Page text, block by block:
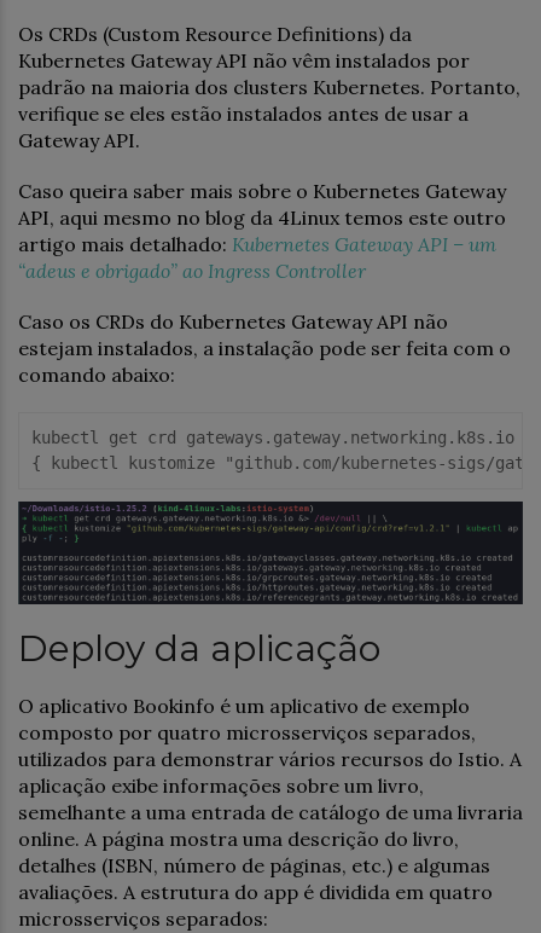
Os CRDs (Custom Resource Definitions) da
Kubernetes Gateway API não vêm instalados por
padrão na maioria dos clusters Kubernetes. Portanto,
verifique se eles estão instalados antes de usar a
Gateway API.
Caso queira saber mais sobre o Kubernetes Gateway
API, aqui mesmo no blog da 4Linux temos este outro
artigo mais detalhado: Kubernetes Gateway API – um
“adeus e obrigado” ao Ingress Controller
Caso os CRDs do Kubernetes Gateway API não
estejam instalados, a instalação pode ser feita com o
comando abaixo:
kubectl get crd gateways.gateway.networking.k8s.io
{ kubectl
kustomize "github.com/kubernetes-sigs/
Deploy da aplicação
O aplicativo Bookinfo é um aplicativo de exemplo
composto por quatro microsserviços separados,
utilizados para demonstrar vários recursos do Istio. A
aplicação exibe informações sobre um livro,
semelhante a uma entrada de catálogo de uma livraria
online. A página mostra uma descrição do livro,
detalhes (ISBN, número de páginas, etc.) e algumas
avaliações. A estrutura do app é dividida em quatro
microsserviços separados: